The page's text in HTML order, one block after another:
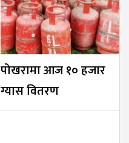
पोखरामा आज १० हजार
ग्यास वितरण